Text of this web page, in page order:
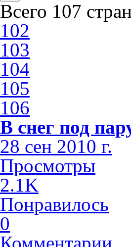
Всего 107
102
103
104
105
106
В снег под
28 сен 2010 г.
Просмотры
2.1K
Понравилось
0